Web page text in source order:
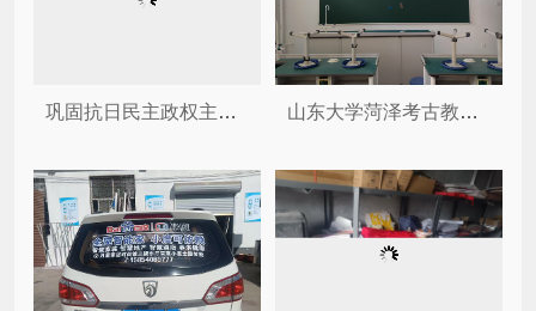
巩固抗日民主政权主题陈列厅 山东大学菏泽考古教学与科研基地...